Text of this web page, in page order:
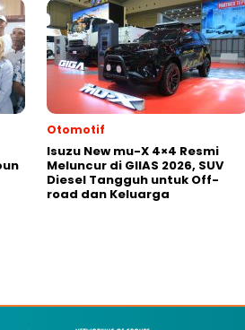
Otomotif
Isuzu New mu-X 4×4 Resmi
Meluncur di GIIAS 2026, SUV
Diesel Tangguh untuk Off-
road dan Keluarga